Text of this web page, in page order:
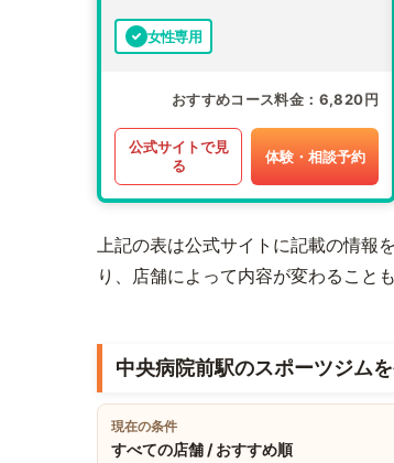
女性専用
おすすめコース料金 6,820円
公式サイトで見
る
体験・相談予約
上記の表は公式サイトに記載の情報
り、店舗によって内容が変わること
中央病院前駅のスポーツジム
現在の条件
すべての店舗 / おすすめ順